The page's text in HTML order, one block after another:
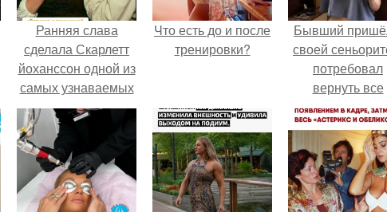
Ранняя слава
сделала Скарлетт
йоханссон одной из
самых узнаваемых
актрис голливуда,
но за глянцевым
фасадом
скрывалась
огромная
неуверенность.
Что есть до и после
тренировки?
Бывший
своей
потребовал
вернуть все
подарки.